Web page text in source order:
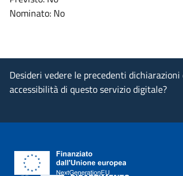
Nominato: No
Desideri vedere le precedenti dichiarazioni
accessibilità di questo servizio digitale?